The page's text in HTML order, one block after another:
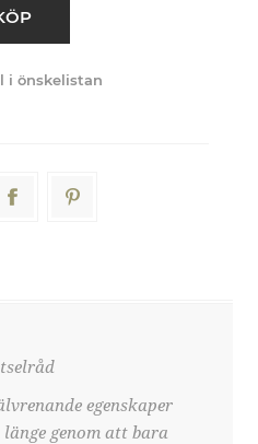
i önskelistan
egenskaper
genom att bara